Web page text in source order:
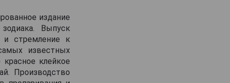
издание
Выпуск
и стремление к
известных
клейкое
Производство